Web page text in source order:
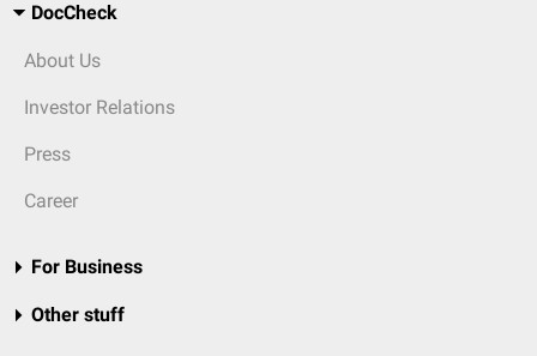
DocCheck
About Us
Investor Relations
Press
Career
For Business
Other stuff